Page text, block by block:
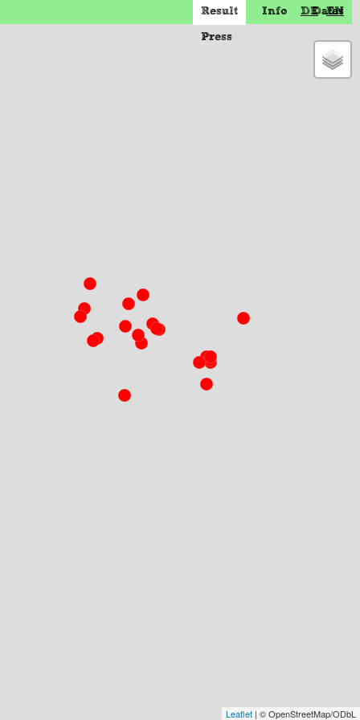
Result Info
Dates
Press
EN
DE
Leaflet | © OpenStreetMap/ODbL